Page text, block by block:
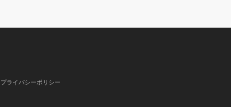
プライバシーポリシー